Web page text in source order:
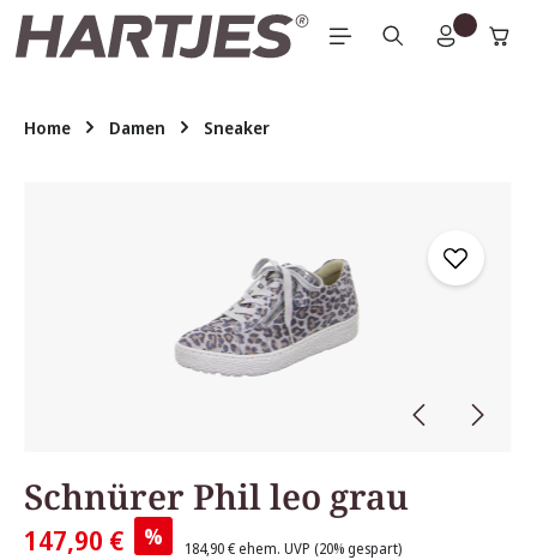
Zum Hauptinhalt springen
Home Damen Sneaker
Schnürer Phil leo grau
147,90 € % 184,90 € ehem. UVP (20% gespart)